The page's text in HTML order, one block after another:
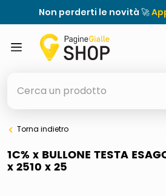
Non perderti le novità 🚀
elenchi telefonici
meme
Torna indietro
1C% x BULLONE TESTA
x 2510 x 25